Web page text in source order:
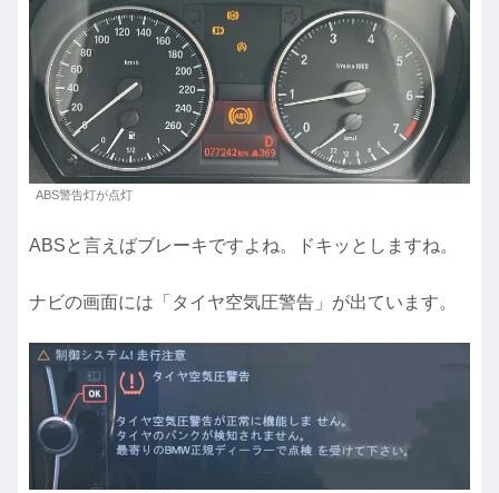
ABS警告灯が点灯
ABSと言えばブレーキですよね。ドキッとしますね。
ナビの画面には「タイヤ空気圧警告」が出ています。